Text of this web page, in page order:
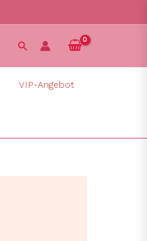
Suchen
VIP-Angebot